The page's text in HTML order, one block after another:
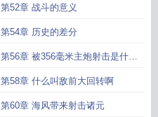
第52章 战斗的意义
第54章 历史的差分
第56章 被356毫米主炮射击是什么
感觉
第58章 什么叫敌前大回转啊
第60章 海风带来射击诸元